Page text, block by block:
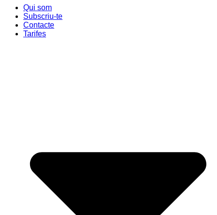
Qui som
Subscriu-te
Contacte
Tarifes